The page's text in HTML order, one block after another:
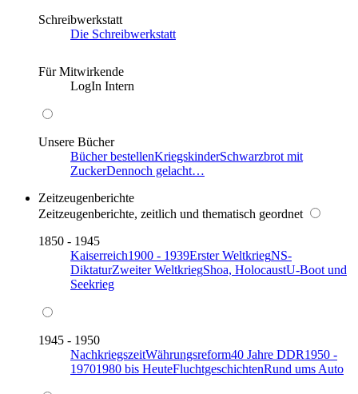
Schreibwerkstatt
Die Schreibwerkstatt
Für Mitwirkende
LogIn Intern
Unsere Bücher
Bücher bestellenKriegskinderSchwarzbrot mit
ZuckerDennoch gelacht…
Zeitzeugenberichte
Zeitzeugenberichte, zeitlich und thematisch geordnet
1850 - 1945
Kaiserreich1900 - 1939Erster WeltkriegNS-
DiktaturZweiter WeltkriegShoa, HolocaustU-Boot und
Seekrieg
1945 - 1950
NachkriegszeitWährungsreform40 Jahre DDR1950 -
19701980 bis HeuteFluchtgeschichtenRund ums Auto